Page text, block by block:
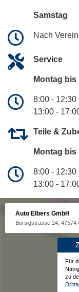
Samstag
Nach
Service
Montag bis
8:00 - 12:30
13:00 -
Teile &
Montag bis
8:00 - 12:30
13:00 -
Auto Elbers GmbH
Borsigstrasse 24, 47574
Für
zu